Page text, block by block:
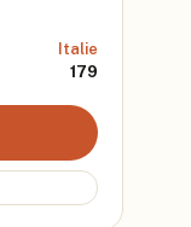
Italie
179